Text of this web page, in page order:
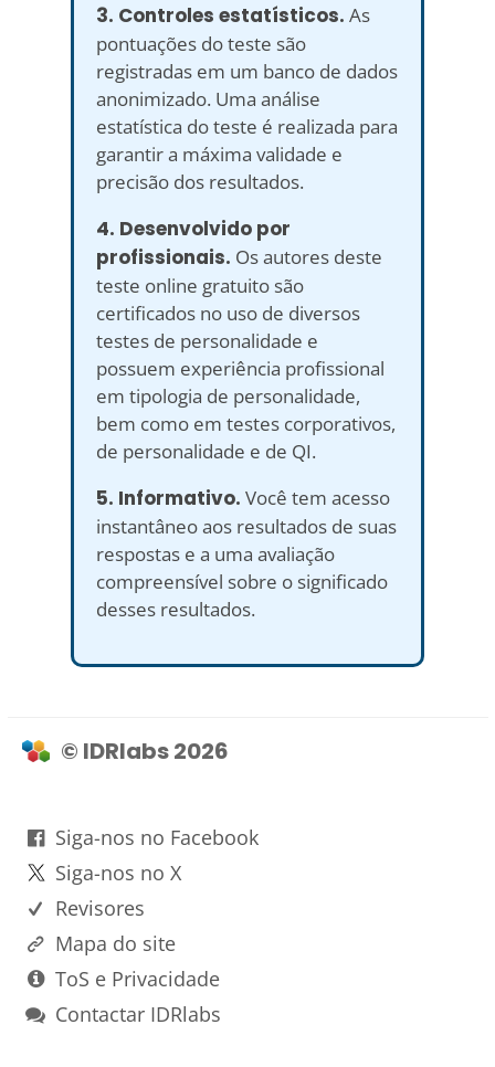
3. Controles estatísticos. As
pontuações do teste são
registradas em um banco de dados
anonimizado. Uma análise
estatística do teste é realizada para
garantir a máxima validade e
precisão dos resultados.
4. Desenvolvido por
profissionais. Os autores deste
teste online gratuito são
certificados no uso de diversos
testes de personalidade e
possuem experiência profissional
em tipologia de personalidade,
bem como em testes corporativos,
de personalidade e de QI.
5. Informativo. Você tem acesso
instantâneo aos resultados de suas
respostas e a uma avaliação
compreensível sobre o significado
desses resultados.
© IDRlabs 2026
Siga-nos no Facebook
Siga-nos no X
Revisores
Mapa do site
ToS e Privacidade
Contactar IDRlabs